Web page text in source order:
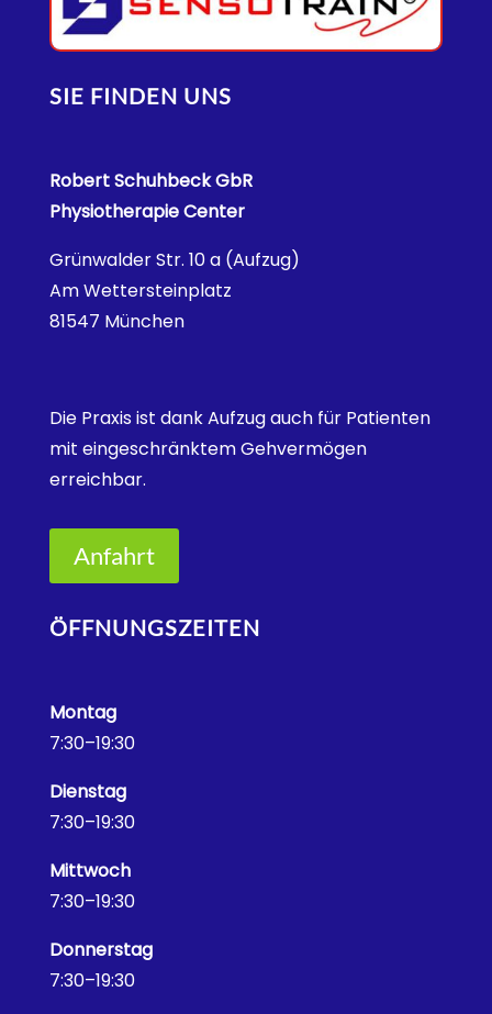
SIE FINDEN UNS
Robert Schuhbeck GbR
Physiotherapie Center
Grünwalder Str. 10 a (Aufzug)
Am Wettersteinplatz
81547 München
Die Praxis ist dank Aufzug auch für Patienten
mit eingeschränktem Gehvermögen
erreichbar.
Anfahrt
ÖFFNUNGSZEITEN
Montag
7:30–19:30
Dienstag
7:30–19:30
Mittwoch
7:30–19:30
Donnerstag
7:30–19:30